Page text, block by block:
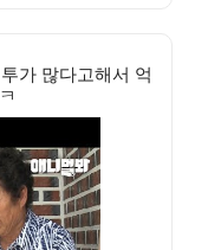
가 많다고해서 억